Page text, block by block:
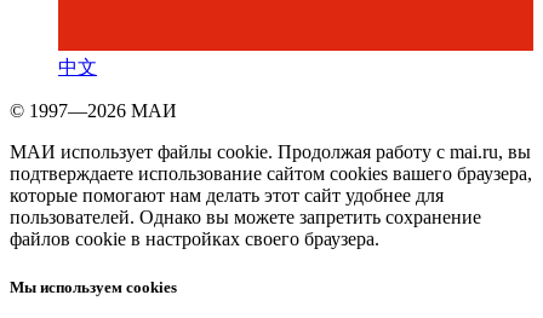
中文
© 1997—2026 МАИ
МАИ использует файлы cookie. Продолжая работу с mai.ru, вы
подтверждаете использование сайтом cookies вашего браузера,
которые помогают нам делать этот сайт удобнее для
пользователей. Однако вы можете запретить сохранение
файлов cookie в настройках своего браузера.
Мы используем cookies